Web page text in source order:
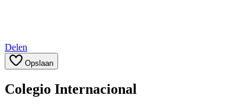
Delen
Opslaan
Colegio Internacional